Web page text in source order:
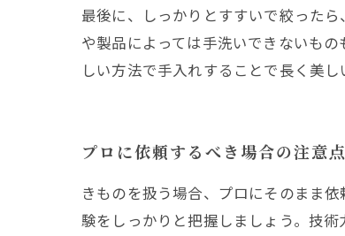
最後に、しっかりとすすいで絞った
や製品によっては手洗いできないも
しい方法で手入れすることで長く美し
プロに依頼するべき場合の注意点
きものを扱う場合、プロにそのまま
験をしっかりと把握しましょう。技